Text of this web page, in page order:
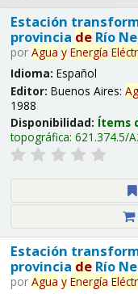
Estación
provincia deRío
por Agua y Energía
Idioma: Español
Editor: Buenos Aires:
1988
Disponibilidad: Ítems
topográfica: 621.374.5/
Estación
provincia deRío
por Agua y Energía